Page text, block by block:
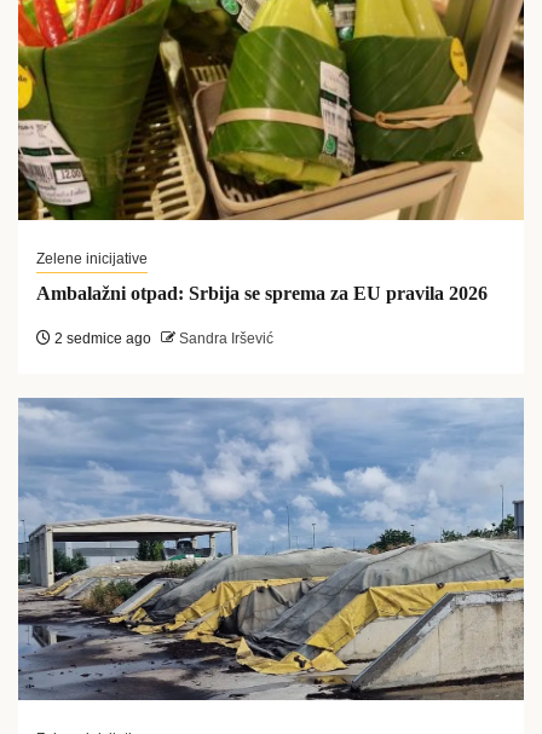
Zelene inicijative
Ambalažni otpad: Srbija se sprema za EU pravila 2026
2 sedmice ago Sandra Iršević